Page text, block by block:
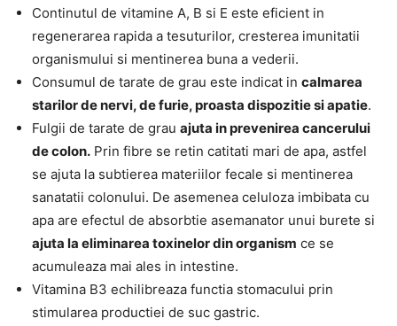
Continutul de vitamine A, B si E este eficient in
regenerarea rapida a tesuturilor, cresterea imunitatii
organismului si mentinerea buna a vederii.
Consumul de tarate de grau este indicat in calmarea
starilor de nervi, de furie, proasta dispozitie si apatie.
Fulgii de tarate de grau ajuta in prevenirea cancerului
de colon. Prin fibre se retin catitati mari de apa, astfel
se ajuta la subtierea materiilor fecale si mentinerea
sanatatii colonului. De asemenea celuloza imbibata cu
apa are efectul de absorbtie asemanator unui burete si
ajuta la eliminarea toxinelor din organism ce se
acumuleaza mai ales in intestine.
Vitamina B3 echilibreaza functia stomacului prin
stimularea productiei de suc gastric.